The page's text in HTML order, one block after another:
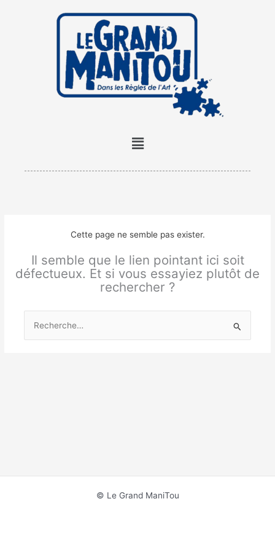
Menu
Cette page ne semble pas exister.
Il semble que le lien pointant ici soit
défectueux. Et si vous essayiez plutôt de
rechercher ?
Rechercher :
© Le Grand ManiTou